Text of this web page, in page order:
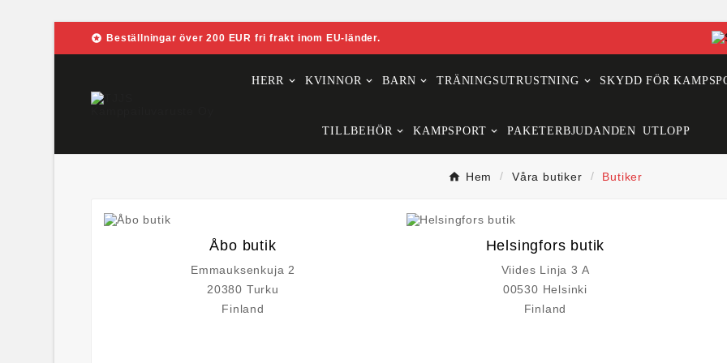
 Beställningar över 200 EUR fri frakt inom EU-länder.
HERR KVINNOR BARN TRÄNINGSUTRUSTNING SKYDD FÖR
TILLBEHÖR KAMPSPORT PAKETERBJUDANDEN UTLOPP
Hem Våra butiker Butiker
Åbo butik
Emmauksenkuja 2
20380 Turku
Finland
Helsingfors butik
Viides Linja 3 A
00530 Helsinki
Finland